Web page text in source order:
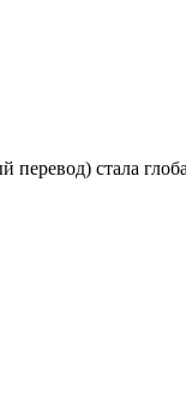
перевод) стала